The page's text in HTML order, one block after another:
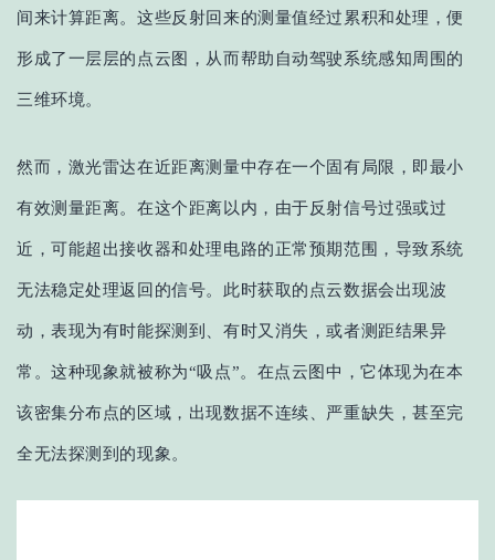
间来计算距离。这些反射回来的测量值经过累积和处理，便
形成了一层层的点云图，从而帮助自动驾驶系统感知周围的
三维环境。
然而，激光雷达在近距离测量中存在一个固有局限，即最小
有效测量距离。在这个距离以内，由于反射信号过强或过
近，可能超出接收器和处理电路的正常预期范围，导致系统
无法稳定处理返回的信号。此时获取的点云数据会出现波
动，表现为有时能探测到、有时又消失，或者测距结果异
常。这种现象就被称为“吸点”。在点云图中，它体现为在本
该密集分布点的区域，出现数据不连续、严重缺失，甚至完
全无法探测到的现象。